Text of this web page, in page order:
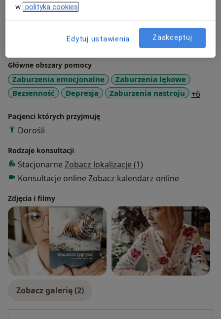
Zakres porad
Psychotraumatologia
Główne obszary pomocy
Zaburzenia emocjonalne
Zaburzenia lękowe
Bezsenność
Depresja Zaburzenia nastroju +6
Pacjenci których przyjmuję
Dorośli
Rodzaje konsultacji
Stacjonarne Zobacz lokalizacje (1)
Konsultacje online Zobacz kalendarz online
Zdjęcia i filmy
Zobacz galerię (2)
w polityka cookies
Edytuj ustawienia Zaakceptuj